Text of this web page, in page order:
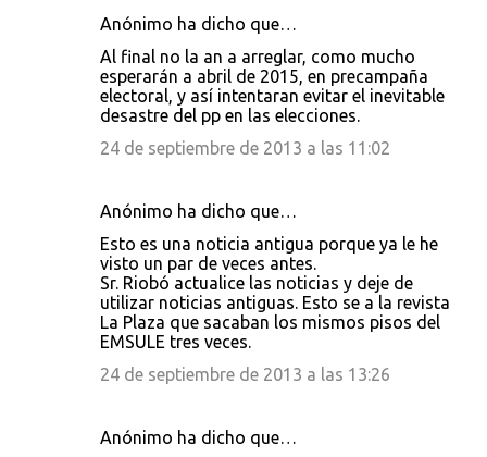
Anónimo ha dicho que…
Al final no la an a arreglar, como mucho
esperarán a abril de 2015, en precampaña
electoral, y así intentaran evitar el inevitable
desastre del pp en las elecciones.
24 de septiembre de 2013 a las 11:02
Anónimo ha dicho que…
Esto es una noticia antigua porque ya le he
visto un par de veces antes.
Sr. Riobó actualice las noticias y deje de
utilizar noticias antiguas. Esto se a la revista
La Plaza que sacaban los mismos pisos del
EMSULE tres veces.
24 de septiembre de 2013 a las 13:26
Anónimo ha dicho que…